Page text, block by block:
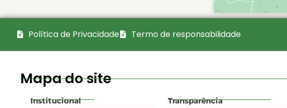
Política de Privacidade Termo de responsabilidade
Mapa do site
Institucional Transparência